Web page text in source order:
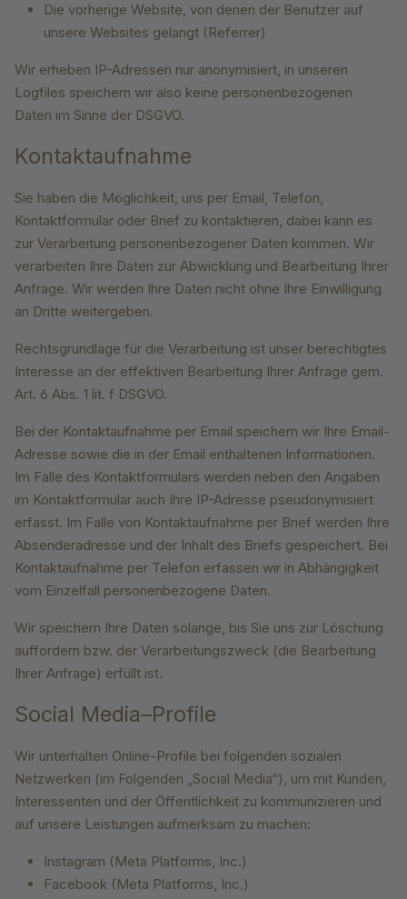
Die vorherige Website, von denen der Benutzer auf
unsere Websites gelangt (Referrer)
Wir erheben IP-Adressen nur anonymisiert, in unseren
Logfiles speichern wir also keine personenbezogenen
Daten im Sinne der DSGVO.
Kontaktaufnahme
Sie haben die Möglichkeit, uns per Email, Telefon,
Kontaktformular oder Brief zu kontaktieren, dabei kann es
zur Verarbeitung personenbezogener Daten kommen. Wir
verarbeiten Ihre Daten zur Abwicklung und Bearbeitung Ihrer
Anfrage. Wir werden Ihre Daten nicht ohne Ihre Einwilligung
an Dritte weitergeben.
Rechtsgrundlage für die Verarbeitung ist unser berechtigtes
Interesse an der effektiven Bearbeitung Ihrer Anfrage gem.
Art. 6 Abs. 1 lit. f DSGVO.
Bei der Kontaktaufnahme per Email speichern wir Ihre Email-
Adresse sowie die in der Email enthaltenen Informationen.
Im Falle des Kontaktformulars werden neben den Angaben
im Kontaktformular auch Ihre IP-Adresse pseudonymisiert
erfasst. Im Falle von Kontaktaufnahme per Brief werden Ihre
Absenderadresse und der Inhalt des Briefs gespeichert. Bei
Kontaktaufnahme per Telefon erfassen wir in Abhängigkeit
vom Einzelfall personenbezogene Daten.
Wir speichern Ihre Daten solange, bis Sie uns zur Löschung
auffordern bzw. der Verarbeitungszweck (die Bearbeitung
Ihrer Anfrage) erfüllt ist.
Social Media–Profile
Wir unterhalten Online-Profile bei folgenden sozialen
Netzwerken (im Folgenden „Social Media“), um mit Kunden,
Interessenten und der Öffentlichkeit zu kommunizieren und
auf unsere Leistungen aufmerksam zu machen:
Instagram (Meta Platforms, Inc.)
Facebook (Meta Platforms, Inc.)